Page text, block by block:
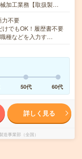
加工業務【取扱製…
力不要
でもOK！履歴書不要
種などを入力す…
50代 60代
詳しく見る
事業部（全国）